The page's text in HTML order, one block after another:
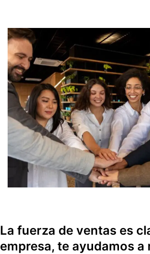
La fuerza de ventas es
empresa, te ayudamos a